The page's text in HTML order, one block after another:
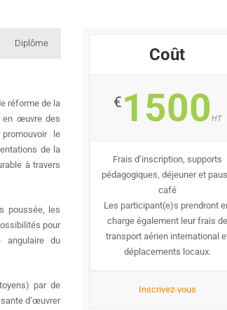
Diplôme
réforme de la
en œuvre des
le
de la
à travers
poussée, les
pour
angulaire du
par de
d’œuvrer
Coût
€ 1500 HT
Frais d’inscription, supports
pédagogiques, déjeuner et
café
Les participant(e)s prendront
charge également leur frais de
transport aérien international
déplacements locaux.
Inscrivez-vous